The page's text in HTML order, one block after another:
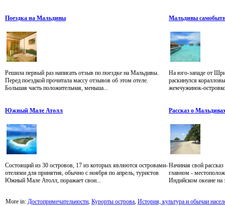
Поездка на Мальдивы
Решила первый раз написать отзыв по поездке на Мальдивы.
Перед поездкой прочитала массу отзывов об этом отеле.
Большая часть положительная, меньша...
Мальдивы
На юго-западе от
раскинулся
жемчужинок-
Южный Мале Атолл
Состоящий из 30 островов, 17 из которых являются островами-
отелями для принятия, обычно с ноября по апрель, туристов
Южный Мале Атолл, поражает свои...
Рассказ о
Начиная свой
главном -
Индийском океане на
More in: Достопримечательности, Курорты острова, История, культура и обычаи